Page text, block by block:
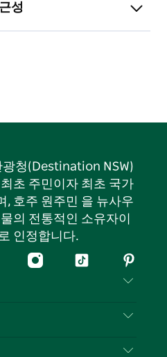
성
청(Destination NSW)
초 주민이자 최초 국가
, 호주 원주민 을 뉴사우
의 전통적인 소유자이
인정합니다.
인
틱
핀
터
스